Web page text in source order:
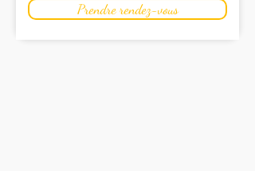
Prendre rendez-vous